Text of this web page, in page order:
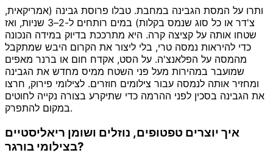
ותרו על המסת הגבינה במחבת. טבלו פרוסת גבינה (אמריקאית,
צ'דר או כל סוג שנמס בקלות) במים רותחים ל-2–3 שניות, ואז
שטחו אותה על קציצה קרה. היא מתרככת בדיוק במידה הנכונה
כדי להיראות נמסה טרי, בלי ליצור את הקרום היבש שמתקבל
מהמסה על הפלאנצ'ה. על הסט, אקדח חום או ברנר מאפים
שמועבר במהירות מעל פני השטח ממיס מחדש את הגבינה
ומחזיר אותה לנמסה עבור צילומים חוזרים. לצילומי פירוק, חרצו
את הגבינה בסכין לפני ההרמה כדי שתיקרע בצורה נקייה לחוטים
במקום להתפרק.
איך יוצרים טפטופים, נוזלים ושומן ריאליסטיים
בצילומי בורגר?